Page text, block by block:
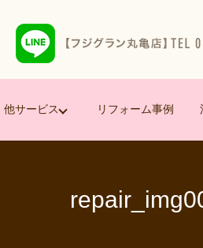
他サービス リフォーム事例